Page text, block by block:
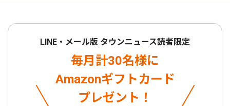
LINE・メール版 タウンニュース読者限定
毎月計30名様に
Amazonギフトカード
プレゼント！